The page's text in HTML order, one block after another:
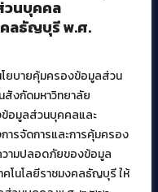
วนบุคคล
คลธัญบุรี พ.ศ.
โยบายคุ้มครองข้อมูลส่วน
สังกัดมหาวิทยาลัย
ข้อมูลส่วนบุคคลและ
ารจัดการและการคุ้มครอง
ามปลอดภัยของข้อมูล
คโนโลยีราชมงคลธัญบุรี ให้
ยนอก
ร SME โดย. มทร.ธัญบุรี
การเครื่องจักรกลทางการ
รูปสินค้าเกษตรระดับชุมชน